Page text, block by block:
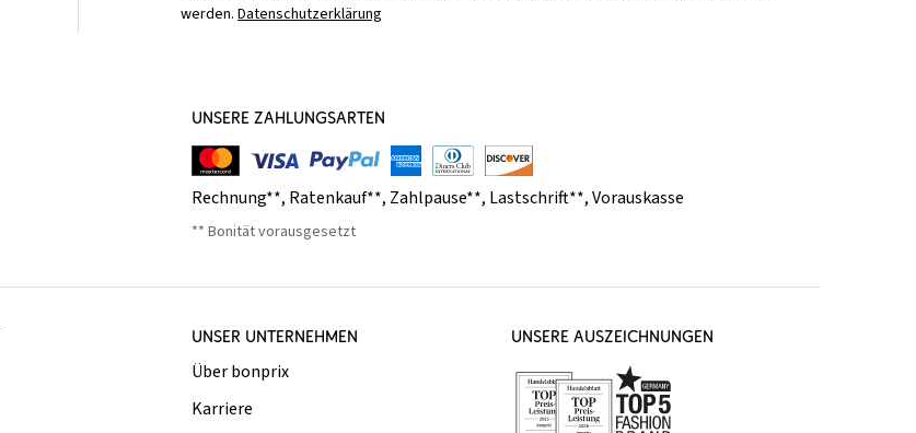
werden. Datenschutzerklärung
UNSERE ZAHLUNGSARTEN
Rechnung**, Ratenkauf**, Zahlpause**, Lastschrift**,Vorauskasse
** Bonität vorausgesetzt
UNSER UNTERNEHMEN
Über bonprix
Karriere
UNSERE AUSZEICHNUNGEN